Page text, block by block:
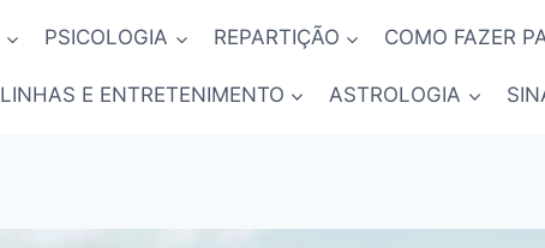
PSICOLOGIA REPARTIÇÃO COMO FAZER
LINHAS E ENTRETENIMENTO ASTROLOGIA